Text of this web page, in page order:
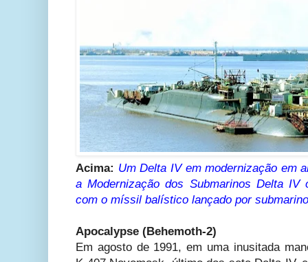
Acima: Um Delta IV em modernização em
a Modernização dos Submarinos Delta
com o míssil balístico lançado por
Apocalypse (Behemoth-2)
Em agosto de 1991, em uma inusitada